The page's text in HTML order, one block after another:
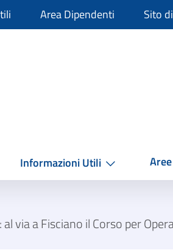
Area Dipendenti Sito
Informazioni Utili
a Fisciano il Corso per